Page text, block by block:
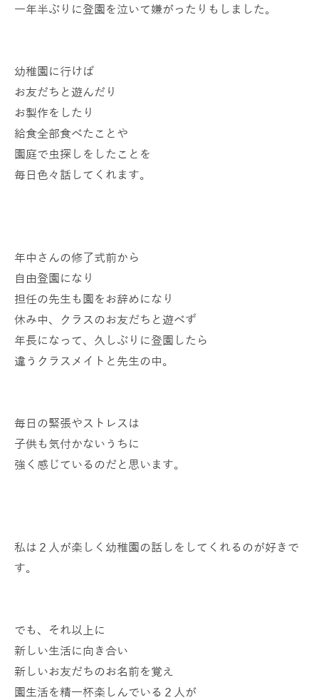
一年半ぶりに登園を泣いて嫌がったりもしました。
幼稚園に行けば
お友だちと遊んだり
お製作をしたり
給食全部食べたことや
園庭で虫探しをしたことを
毎日色々話してくれます。
年中さんの修了式前から
自由登園になり
担任の先生も園をお辞めになり
休み中、クラスのお友だちと遊べず
年長になって、久しぶりに登園したら
違うクラスメイトと先生の中。
毎日の緊張やストレスは
子供も気付かないうちに
強く感じているのだと思います。
私は２人が楽しく幼稚園の話しをしてくれるのが好きで
す。
でも、それ以上に
新しい生活に向き合い
新しいお友だちのお名前を覚え
園生活を精一杯楽しんでいる２人が